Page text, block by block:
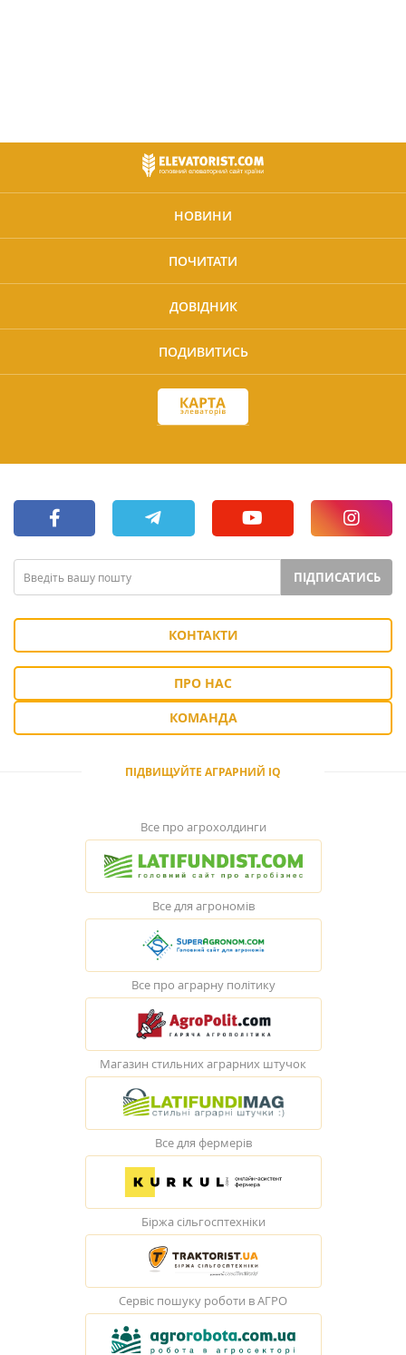
НОВИНИ
ПОЧИТАТИ
ДОВІДНИК
ПОДИВИТИСЬ
ПІДПИСАТИСЬ
КОНТАКТИ
ПРО НАС
КОМАНДА
ПІДВИЩУЙТЕ АГРАРНИЙ IQ
Все про агрохолдинги
Все для агрономів
Все про аграрну політику
Магазин стильних аграрних штучок
Все для фермерів
Біржа сільгосптехніки
Сервіс пошуку роботи в АГРО